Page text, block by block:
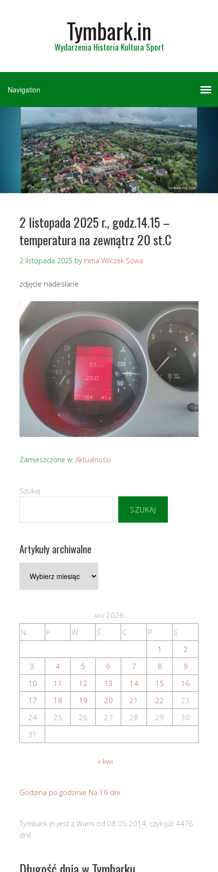
Tymbark.in
Wydarzenia Historia Kultura Sport
2 listopada 2025 r., godz.14.15 –
temperatura na zewnątrz 20 st.C
2 listopada 2025 by Irena Wilczek Sowa
zdjęcie nadesłane
Zamieszczone w: Aktualności
Szukaj
SZUKAJ
Artykuły archiwalne
archiwalne
maj 2026
N
P W Ś C P
S
1
2
3
4 5 6 7 8
9
10
11 12 13 14 15
16
17
18 19 20 21 22
23
24
25 26 27 28 29
30
31
« kwi
Godzina po godzinie Na 16 dni
Tymbark.in jest z Wami od 08.05.2014, czyli już 4476
dni!